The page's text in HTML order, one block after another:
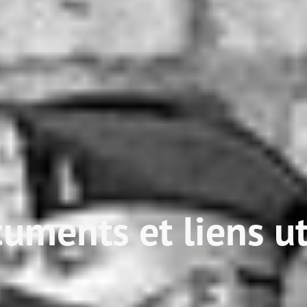
et liens